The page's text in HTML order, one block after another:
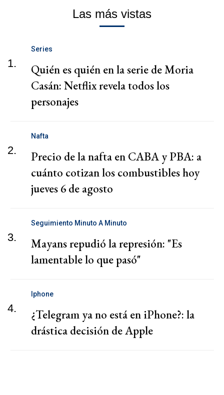
Las más vistas
1.
Series
Quién es quién en la serie de Moria
Casán: Netflix revela todos los
personajes
2.
Nafta
Precio de la nafta en CABA y PBA: a
cuánto cotizan los combustibles hoy
jueves 6 de agosto
3.
Seguimiento Minuto A Minuto
Mayans repudió la represión: "Es
lamentable lo que pasó"
4.
Iphone
¿Telegram ya no está en iPhone?: la
drástica decisión de Apple